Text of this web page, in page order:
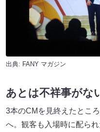
出典: FANY マガジン
あとは不祥事がな
3本のCMを見終えたとこ
へ。観客も入場時に配ら